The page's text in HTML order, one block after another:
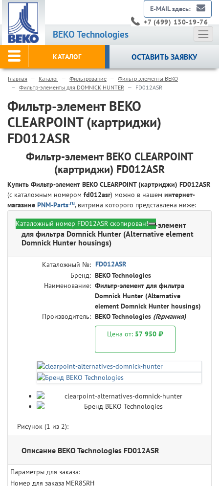
BEKO Technologies
E-MAIL здесь:
+7 (499) 130-19-76
КАТАЛОГ ОСТАВИТЬ ЗАЯВКУ
Главная Каталог Фильтрование
Фильтр элементы BEKO
Фильтр-элементы для DOMNICK HUNTER
FD012ASR
Фильтр-элемент BEKO
CLEARPOINT (картриджи)
FD012ASR
Фильтр-элемент BEKO CLEARPOINT
(картриджи) FD012ASR
Купить Фильтр-элемент BEKO CLEARPOINT (картриджи) FD012ASR
(с каталожным номером fd012asr) можно в нашем интернет-
магазине PNM-Parts.ru, витрина которого представлена ниже:
BEKO Technologies FD012ASR - Фильтр-элемент
для фильтра Domnick Hunter (Alternative element
Domnick Hunter housings)
Каталожный №: FD012ASR
Бренд: BEKO Technologies
Наименование: Фильтр-элемент для фильтра
Domnick Hunter (Alternative
element Domnick Hunter housings)
Производитель: BEKO Technologies (Германия)
Цена от: 57 950 ₽
Рисунок (1 из 2):
Каталожный номер FD012ASR скопирован!
Описание BEKO Technologies FD012ASR
Параметры для заказа:
Номер для заказа MER8SRH